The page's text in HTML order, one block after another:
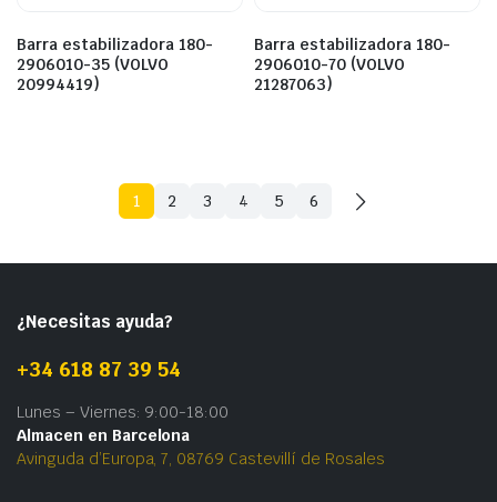
Barra estabilizadora 180-
2906010-35 (VOLVO
20994419)
Barra estabilizadora 180-
2906010-70 (VOLVO
21287063)
1 2 3 4 5 6
¿Necesitas ayuda?
+34 618 87 39 54
Lunes – Viernes: 9:00-18:00
Almacen en Barcelona
Avinguda d’Europa, 7, 08769 Castevillí de Rosales